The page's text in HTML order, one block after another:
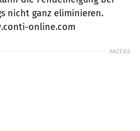
nicht ganz eliminieren.
online.com
ANZEIGE